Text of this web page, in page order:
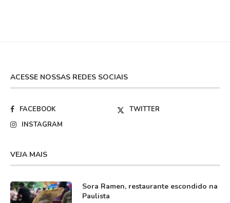
ACESSE NOSSAS REDES SOCIAIS
FACEBOOK
TWITTER
INSTAGRAM
VEJA MAIS
Sora Ramen, restaurante escondido na
Paulista